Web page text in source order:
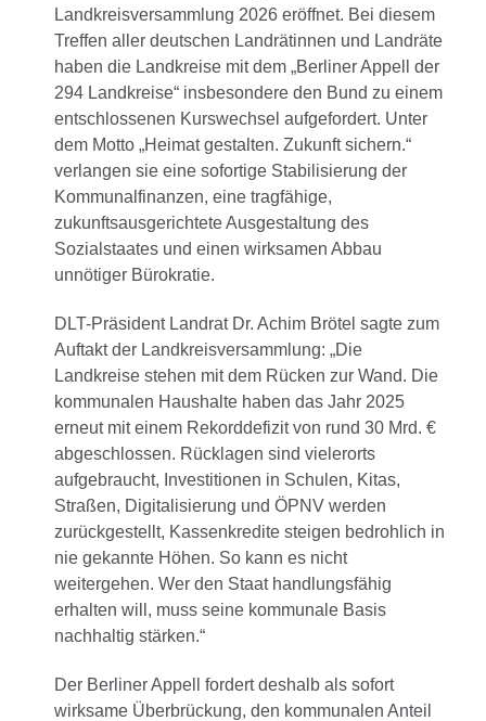
Landkreisversammlung 2026 eröffnet. Bei diesem
Treffen aller deutschen Landrätinnen und Landräte
haben die Landkreise mit dem „Berliner Appell der
294 Landkreise“ insbesondere den Bund zu einem
entschlossenen Kurswechsel aufgefordert. Unter
dem Motto „Heimat gestalten. Zukunft sichern.“
verlangen sie eine sofortige Stabilisierung der
Kommunalfinanzen, eine tragfähige,
zukunftsausgerichtete Ausgestaltung des
Sozialstaates und einen wirksamen Abbau
unnötiger Bürokratie.
DLT-Präsident Landrat Dr. Achim Brötel sagte zum
Auftakt der Landkreisversammlung: „Die
Landkreise stehen mit dem Rücken zur Wand. Die
kommunalen Haushalte haben das Jahr 2025
erneut mit einem Rekorddefizit von rund 30 Mrd. €
abgeschlossen. Rücklagen sind vielerorts
aufgebraucht, Investitionen in Schulen, Kitas,
Straßen, Digitalisierung und ÖPNV werden
zurückgestellt, Kassenkredite steigen bedrohlich in
nie gekannte Höhen. So kann es nicht
weitergehen. Wer den Staat handlungsfähig
erhalten will, muss seine kommunale Basis
nachhaltig stärken.“
Der Berliner Appell fordert deshalb als sofort
wirksame Überbrückung, den kommunalen Anteil